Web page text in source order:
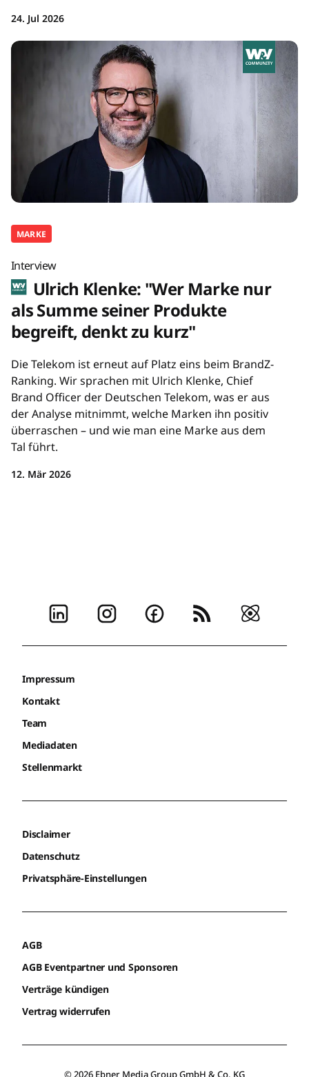
24. Jul 2026
MARKE
Interview
Ulrich Klenke: "Wer Marke nur
als Summe seiner Produkte
begreift, denkt zu kurz"
Die Telekom ist erneut auf Platz eins beim BrandZ-
Ranking. Wir sprachen mit Ulrich Klenke, Chief
Brand Officer der Deutschen Telekom, was er aus
der Analyse mitnimmt, welche Marken ihn positiv
überraschen – und wie man eine Marke aus dem
Tal führt.
12. Mär 2026
Impressum
Kontakt
Team
Mediadaten
Stellenmarkt
Disclaimer
Datenschutz
Privatsphäre-Einstellungen
AGB
AGB Eventpartner und Sponsoren
Verträge kündigen
Vertrag widerrufen
© 2026 Ebner Media Group GmbH & Co. KG